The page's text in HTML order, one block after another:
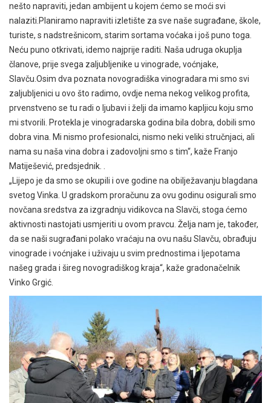
nešto napraviti, jedan ambijent u kojem ćemo se moći svi
nalaziti.Planiramo napraviti izletište za sve naše sugrađane, škole,
turiste, s nadstrešnicom, starim sortama voćaka i još puno toga.
Neću puno otkrivati, idemo najprije raditi. Naša udruga okuplja
članove, prije svega zaljubljenike u vinograde, voćnjake,
Slavču.Osim dva poznata novogradiška vinogradara mi smo svi
zaljubljenici u ovo što radimo, ovdje nema nekog velikog profita,
prvenstveno se tu radi o ljubavi i želji da imamo kapljicu koju smo
mi stvorili. Protekla je vinogradarska godina bila dobra, dobili smo
dobra vina. Mi nismo profesionalci, nismo neki veliki stručnjaci, ali
nama su naša vina dobra i zadovoljni smo s tim“, kaže Franjo
Matiješević, predsjednik. .
„Lijepo je da smo se okupili i ove godine na obilježavanju blagdana
svetog Vinka. U gradskom proračunu za ovu godinu osigurali smo
novčana sredstva za izgradnju vidikovca na Slavči, stoga ćemo
aktivnosti nastojati usmjeriti u ovom pravcu. Želja nam je, također,
da se naši sugrađani polako vraćaju na ovu našu Slavču, obrađuju
vinograde i voćnjake i uživaju u svim prednostima i ljepotama
našeg grada i šireg novogradiškog kraja“, kaže gradonačelnik
Vinko Grgić.